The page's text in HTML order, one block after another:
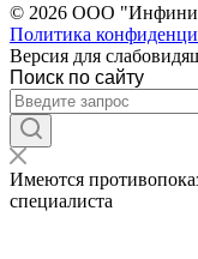
© 2026 ООО
Политика
Версия для
Поиск по сайту
Имеются
специалиста